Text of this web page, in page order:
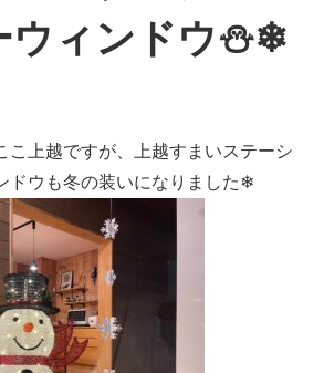
ウィンドウ⛄❄
こ上越ですが、上越すまいステーシ
ドウも冬の装いになりました❄